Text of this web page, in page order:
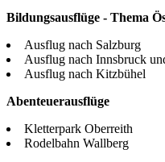
Bildungsausflüge - Thema
Ausflug nach Salzburg
Ausflug nach Innsbruck
Ausflug nach Kitzbühel
Abenteuerausflüge
Kletterpark Oberreith
Rodelbahn Wallberg